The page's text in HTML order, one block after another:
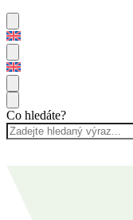
Co hledáte?